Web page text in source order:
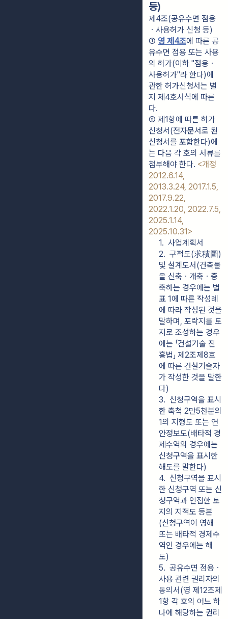
등)
제4조(공유수면 점용
ㆍ사용허가 신청 등)
① 영 제4조에 따른 공
유수면 점용 또는 사용
의 허가(이하 "점용ㆍ
사용허가"라 한다)에
관한 허가신청서는 별
지 제4호서식에 따른
다.
② 제1항에 따른 허가
신청서(전자문서로 된
신청서를 포함한다)에
는 다음 각 호의 서류를
첨부해야 한다. <개정
2012.6.14,
2013.3.24, 2017.1.5,
2017.9.22,
2022.1.20, 2022.7.5,
2025.1.14,
2025.10.31>
1.  사업계획서
2.  구적도(求積圖)
및 설계도서(건축물
을 신축ㆍ개축ㆍ증
축하는 경우에는 별
표 1에 따른 작성례
에 따라 작성된 것을
말하며, 포락지를 토
지로 조성하는 경우
에는 「건설기술 진
흥법」 제2조제8호
에 따른 건설기술자
가 작성한 것을 말한
다)
3.  신청구역을 표시
한 축척 2만5천분의
1의 지형도 또는 연
안정보도(배타적 경
제수역의 경우에는
신청구역을 표시한
해도를 말한다)
4.  신청구역을 표시
한 신청구역 또는 신
청구역과 인접한 토
지의 지적도 등본
(신청구역이 영해
또는 배타적 경제수
역인 경우에는 해
도)
5.  공유수면 점용ㆍ
사용 관련 권리자의
동의서(영 제12조제
1항 각 호의 어느 하
나에 해당하는 권리